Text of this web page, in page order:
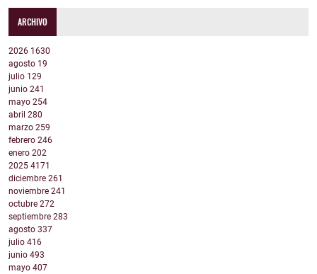
ARCHIVO
2026 1630
agosto 19
julio 129
junio 241
mayo 254
abril 280
marzo 259
febrero 246
enero 202
2025 4171
diciembre 261
noviembre 241
octubre 272
septiembre 283
agosto 337
julio 416
junio 493
mayo 407